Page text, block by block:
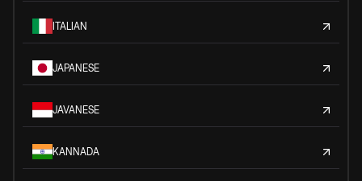
ITALIAN
JAPANESE
JAVANESE
KANNADA